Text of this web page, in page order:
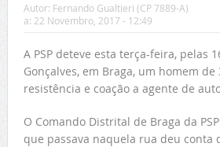
Autor: Fernando Gualtieri (CP 7889-A)
a: 22 Novembro, 2017 - 12:49
A PSP deteve esta terça-feira, pelas
Gonçalves, em Braga, um homem de
resistência e coação a agente de
O Comando Distrital de Braga da
que passava naquela rua deu conta